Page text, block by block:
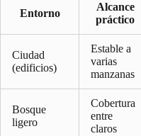
Entorno
Alcance
práctico
Ciudad
(edificios)
Estable a
varias
manzanas
Bosque
ligero
Cobertura
entre
claros